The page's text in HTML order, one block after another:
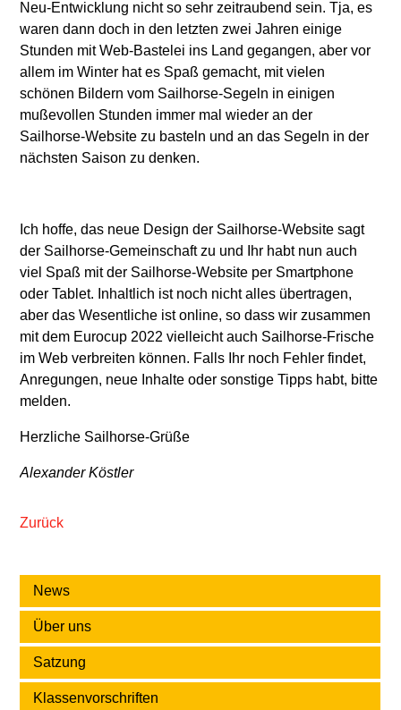
Neu-Entwicklung nicht so sehr zeitraubend sein. Tja, es
waren dann doch in den letzten zwei Jahren einige
Stunden mit Web-Bastelei ins Land gegangen, aber vor
allem im Winter hat es Spaß gemacht, mit vielen
schönen Bildern vom Sailhorse-Segeln in einigen
mußevollen Stunden immer mal wieder an der
Sailhorse-Website zu basteln und an das Segeln in der
nächsten Saison zu denken.
Ich hoffe, das neue Design der Sailhorse-Website sagt
der Sailhorse-Gemeinschaft zu und Ihr habt nun auch
viel Spaß mit der Sailhorse-Website per Smartphone
oder Tablet. Inhaltlich ist noch nicht alles übertragen,
aber das Wesentliche ist online, so dass wir zusammen
mit dem Eurocup 2022 vielleicht auch Sailhorse-Frische
im Web verbreiten können. Falls Ihr noch Fehler findet,
Anregungen, neue Inhalte oder sonstige Tipps habt, bitte
melden.
Herzliche Sailhorse-Grüße
Alexander Köstler
Zurück
News
Über uns
Satzung
Klassenvorschriften